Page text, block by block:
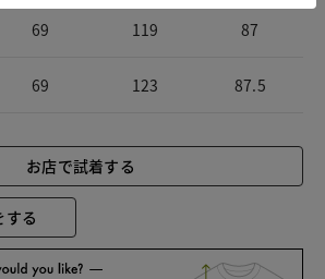
69 119 87
69 123 87.5
お店で試着する
する